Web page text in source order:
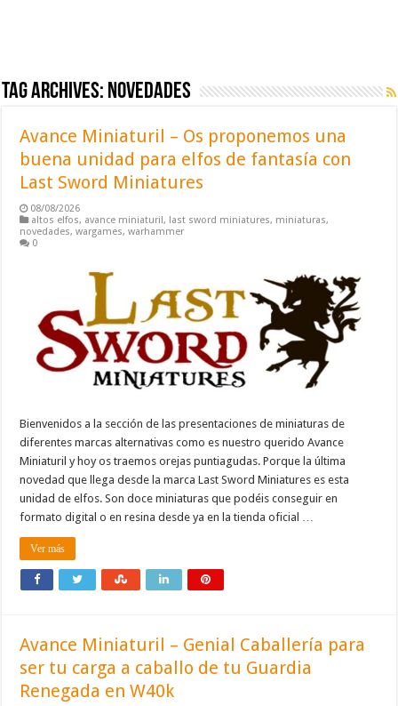
Tag Archives: novedades
Avance Miniaturil – Os proponemos una
buena unidad para elfos de fantasía con
Last Sword Miniatures
08/08/2026
altos elfos, avance miniaturil, last sword miniatures, miniaturas,
novedades,wargames,warhammer
0
Bienvenidos a la sección de las presentaciones de miniaturas de
diferentes marcas alternativas como es nuestro querido Avance
Miniaturil y hoy os traemos orejas puntiagudas. Porque la última
novedad que llega desde la marca Last Sword Miniatures es esta
unidad de elfos. Son doce miniaturas que podéis conseguir en
formato digital o en resina desde ya en la tienda oficial …
Ver más
Avance Miniaturil – Genial Caballería para
ser tu carga a caballo de tu Guardia
Renegada en W40k